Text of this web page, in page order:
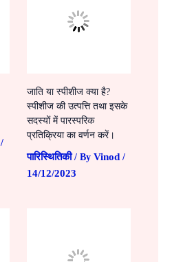
/
जाति या स्पीशीज क्या है?
स्पीशीज की उत्पत्ति तथा इसके
सदस्यों में पारस्परिक
प्रतिक्रिया का वर्णन करें।
पारिस्थितिकी/ By Vinod /
14/12/2023